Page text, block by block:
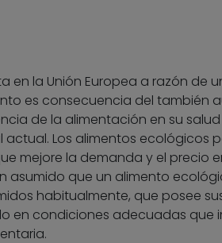
la Unión Europea a razón de
es consecuencia del también
de la alimentación en su salud
Los alimentos ecológicos
mejore la demanda y el precio
asumido que un alimento
habitualmente, que posee
en condiciones adecuadas que